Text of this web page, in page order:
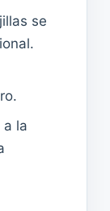
se
a la